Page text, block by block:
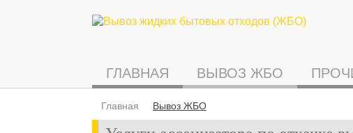
ГЛАВНАЯ ВЫВОЗ ЖБО
Главная Вывоз ЖБО